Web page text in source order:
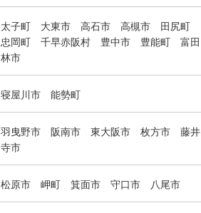
太子町 大東市 高石市 高槻市
田尻町
忠岡町
千早赤阪村 豊中市 豊能町
富田
林市
寝屋川市 能勢町
羽曳野市 阪南市 東大阪市 枚方市
藤井
寺市
松原市 岬町 箕面市 守口市 八尾市